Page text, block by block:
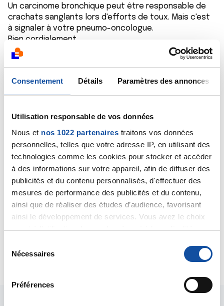
Consentement Détails Paramètres des annonces
Utilisation responsable de vos données
Nous et nos 1022 partenaires traitons vos données
personnelles, telles que votre adresse IP, en utilisant des
technologies comme les cookies pour stocker et accéder
à des informations sur votre appareil, afin de diffuser des
publicités et du contenu personnalisés, d'effectuer des
mesures de performance des publicités et du contenu,
ainsi que de réaliser des études d’audience, favorisant
ainsi le développement de services. Vous avez le choix
quant à l'utilisation de vos données et à leurs finalités.
tout moment en consultant la Déclaration relative aux
cookies ou en cliquant sur l'icône de confidentialité.
Si vous le permettez, nous aimerions également :
Nécessaires
Préférences
Un carcinome bronchique peut être responsable de
crachats sanglants lors d'efforts de toux. Mais c'est
à signaler à votre pneumo-oncologue.
Bien cordialement
Dr A.Marceau
Lyly.thyeb
31/01/2019 - 09:00
Bonjour Myriam,
Ma maman à été diag d un carcinome aussi en avril
dernier .
Si vous souhaitez échanger n hésitez pas .
Citer